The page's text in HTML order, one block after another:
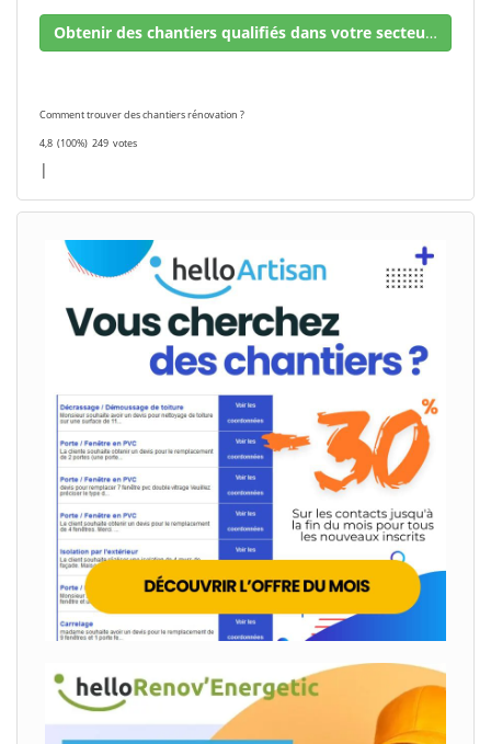
Obtenir des chantiers qualifiés dans votre secteur !
Comment trouver des chantiers rénovation ?
4,8 (100%) 249 votes
|